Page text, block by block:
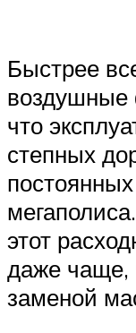
Быстрее
что
степных
постоянных
этот
даже чаще,
заменой